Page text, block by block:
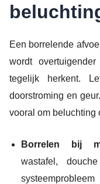
Een borrelende
wordt
tegelijk herkent.
doorstroming en
vooral om beluchting
Borrelen bij
wastafel,